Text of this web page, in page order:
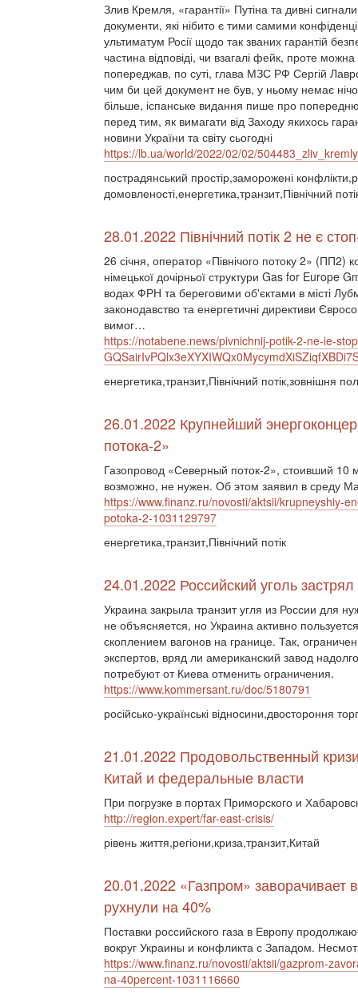
Злив Кремля, «гарантії» Путіна та дивні
документи, які нібито є тими самими
ультиматум Росії щодо так званих гарантій
частина відповіді, чи взагалі фейк, проте
попереджав, по суті, глава МЗС РФ Сергій
чим би цей документ не був, у ньому немає
більше, іспанське видання пише про
перед тим, як вимагати від Заходу якихось
новини України та світу сьогодні
https://lb.ua/world/2022/02/02/
пострадянський простір,заморожені
домовленості,енергетика,транзит,Північний
28.01.2022 Північний потік 2 не є
26 січня, оператор «Північого потоку 2»
німецької дочірньої структури Gas for Europe
водах ФРН та береговими об'єктами в місті
законодавство та енергетичні директиви
вимог…
https://notabene.news/pivnichnij-potik-2-ne-ie-
енергетика,транзит,Північний потік,зовнішня
26.01.2022 Крупнейший
потока-2»
Газопровод «Северный поток-2», стоивший
возможно, не нужен. Об этом заявил в среду
https://www.finanz.ru/novosti/aktsii/krupneyshiy-
potoka-2-1031129797
енергетика,транзит,Північний потік
24.01.2022 Российский уголь
Украина закрыла транзит угля из России для
не объясняется, но Украина активно
скоплением вагонов на границе. Так,
экспертов, вряд ли американский завод
потребуют от Киева отменить ограничения.
https://www.kommersant.ru/doc/5180791
російсько-українські відносини,двостороння
21.01.2022 Продовольственный
Китай и федеральные власти
При погрузке в портах Приморского и
http://region.expert/far-east-crisis/
рівень життя,регіони,криза,транзит,Китай
20.01.2022 «Газпром» заворачивает
рухнули на 40%
Поставки российского газа в Европу
вокруг Украины и конфликта с Западом.
https://www.finanz.ru/novosti/aktsii/gazprom-
na-40percent-1031116660